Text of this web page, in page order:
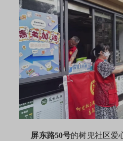
屏东路50号的树兜社区爱